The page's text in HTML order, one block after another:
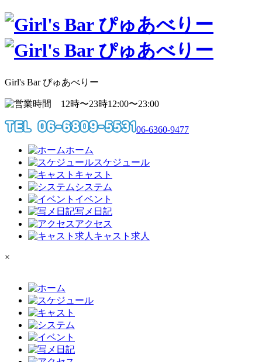
Girl's Bar ぴゅあべりー
12:00〜23:00
06-6360-9477
ホーム
スケジュール
キャスト
システム
イベント
写メ日記
アクセス
キャスト求人
×